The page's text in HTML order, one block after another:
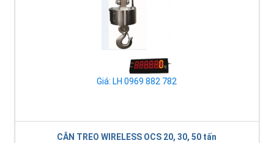
Giá: LH 0969 882 782
CÂN TREO WIRELESS OCS 20, 30, 50 tấn